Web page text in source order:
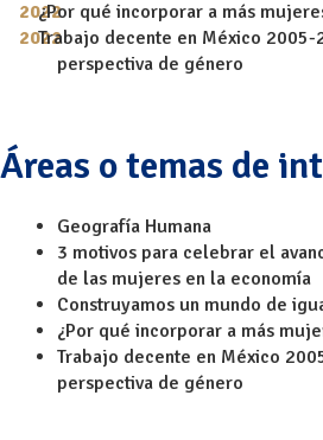
¿Por qué incorporar a más
Trabajo decente en México 2005-
perspectiva de género
Áreas o temas de
Geografía Humana
3 motivos para celebrar el
de las mujeres en la economía
Construyamos un mundo de
¿Por qué incorporar a más
Trabajo decente en México
perspectiva de género